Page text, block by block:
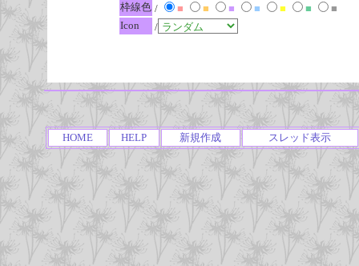
枠線色 / ■ ■ ■ ■ ■ ■
■
Icon
/
HOME HELP 新規作成 スレッド表示